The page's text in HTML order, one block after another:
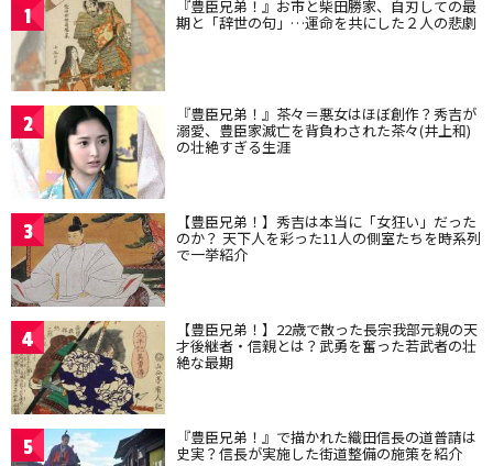
1 『豊臣兄弟！』お市と柴田勝家、自刃しての最
期と「辞世の句」…運命を共にした２人の悲劇
2 『豊臣兄弟！』茶々＝悪女はほぼ創作？秀吉が
溺愛、豊臣家滅亡を背負わされた茶々(井上和)
の壮絶すぎる生涯
3 【豊臣兄弟！】秀吉は本当に「女狂い」だった
のか？ 天下人を彩った11人の側室たちを時系列
で一挙紹介
4 【豊臣兄弟！】22歳で散った長宗我部元親の天
才後継者・信親とは？武勇を奮った若武者の壮
絶な最期
5 『豊臣兄弟！』で描かれた織田信長の道普請は
史実？信長が実施した街道整備の施策を紹介